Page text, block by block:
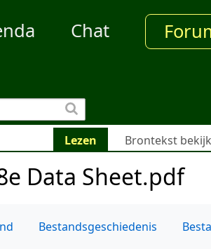
Chat
Lezen Brontekst
Data Sheet.pdf
Bestandsgeschiedenis